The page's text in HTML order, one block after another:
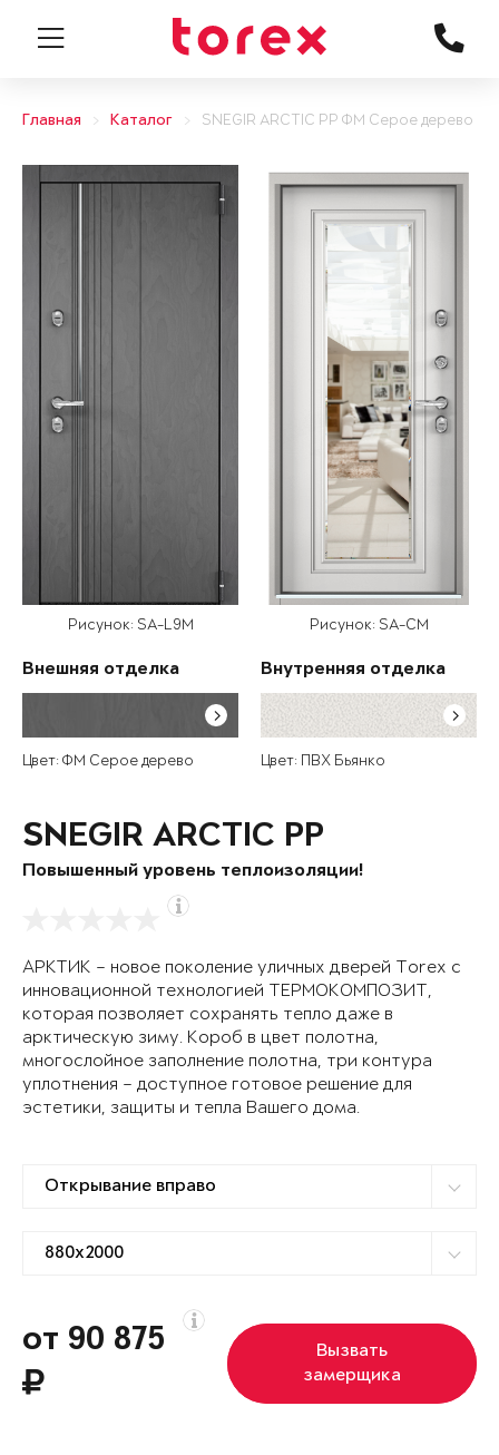
Главная Каталог SNEGIR ARCTIC PP ФМ Серое дерево
Рисунок: SA-L9M
Внешняя отделка
Цвет: ФМ Серое дерево
Рисунок: SA-CM
Внутренняя отделка
Цвет: ПВХ Бьянко
SNEGIR ARCTIC PP
Повышенный уровень теплоизоляции!
АРКТИК – новое поколение уличных дверей Torex с
инновационной технологией ТЕРМОКОМПОЗИТ,
которая позволяет сохранять тепло даже в
арктическую зиму. Короб в цвет полотна,
многослойное заполнение полотна, три контура
уплотнения – доступное готовое решение для
эстетики, защиты и тепла Вашего дома.
от 90 875
Вызвать
замерщика